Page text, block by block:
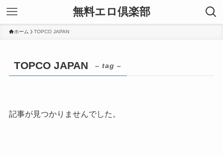
無料エロ倶楽部
ホーム TOPCO JAPAN
TOPCO JAPAN – tag –
記事が見つかりませんでした。